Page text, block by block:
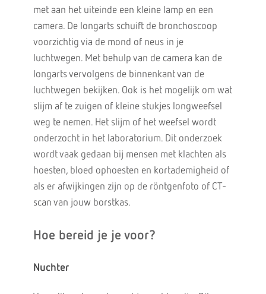
met aan het uiteinde een kleine lamp en een
camera. De longarts schuift de bronchoscoop
voorzichtig via de mond of neus in je
luchtwegen. Met behulp van de camera kan de
longarts vervolgens de binnenkant van de
luchtwegen bekijken. Ook is het mogelijk om wat
slijm af te zuigen of kleine stukjes longweefsel
weg te nemen. Het slijm of het weefsel wordt
onderzocht in het laboratorium. Dit onderzoek
wordt vaak gedaan bij mensen met klachten als
hoesten, bloed ophoesten en kortademigheid of
als er afwijkingen zijn op de röntgenfoto of CT-
scan van jouw borstkas.
Hoe bereid je je voor?
Nuchter